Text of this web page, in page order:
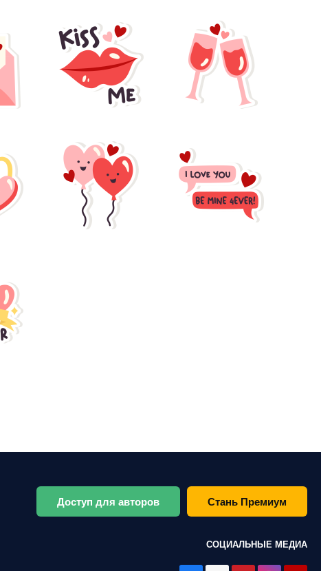
Доступ для авторов Стань Премиум
СОЦИАЛЬНЫЕ МЕДИА